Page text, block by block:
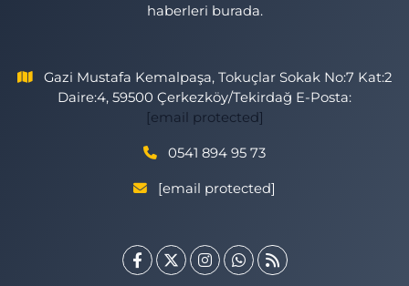
haberleri burada.
Gazi Mustafa Kemalpaşa, Tokuçlar Sokak No:7 Kat:2
Daire:4, 59500 Çerkezköy/Tekirdağ E-Posta:
[email protected]
0541 894 95 73
[email protected]